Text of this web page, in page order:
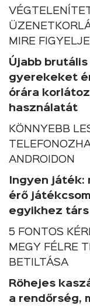
MIRE
Újabb
gyerekeket
órára
használatát
KÖNNYEBB
ANDROIDON
Ingyen játék:
érő
egyikhez társ
5 FONTOS
MEGY FÉLRE
BETILTÁSA
Röhejes
a rendőrség,